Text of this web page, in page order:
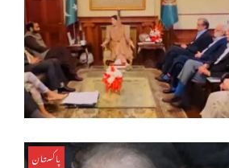
پاکستان